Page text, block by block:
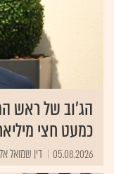
הג׳וב של ראש
כמעט חצי
05.08.2026 דין שמואל